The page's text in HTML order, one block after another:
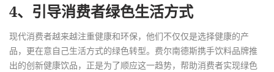
4、引导消费者绿色生活方式
现代消费者越来越注重健康和环保，他们不仅仅是选择健康的产
品，更在意自己生活方式的绿色转型。费尔南德斯携手饮料品牌推
出的创新健康饮品，正是为了顺应这一趋势，帮助消费者实现绿色